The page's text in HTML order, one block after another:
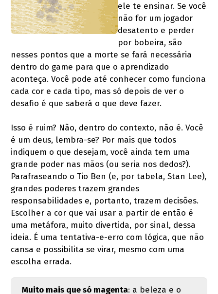
ele te ensinar. Se você
não for um jogador
desatento e perder
por bobeira, são
nesses pontos que a morte se fará necessária
dentro do game para que o aprendizado
aconteça. Você pode até conhecer como funciona
cada cor e cada tipo, mas só depois de ver o
desafio é que saberá o que deve fazer.
Isso é ruim? Não, dentro do contexto, não é. Você
é um deus, lembra-se? Por mais que todos
indiquem o que desejam, você ainda tem uma
grande poder nas mãos (ou seria nos dedos?).
Parafraseando o Tio Ben (e, por tabela, Stan Lee),
grandes poderes trazem grandes
responsabilidades e, portanto, trazem decisões.
Escolher a cor que vai usar a partir de então é
uma metáfora, muito divertida, por sinal, dessa
ideia. É uma tentativa-e-erro com lógica, que não
cansa e possibilita se virar, mesmo com uma
escolha errada.
Muito mais que só magenta: a beleza e o